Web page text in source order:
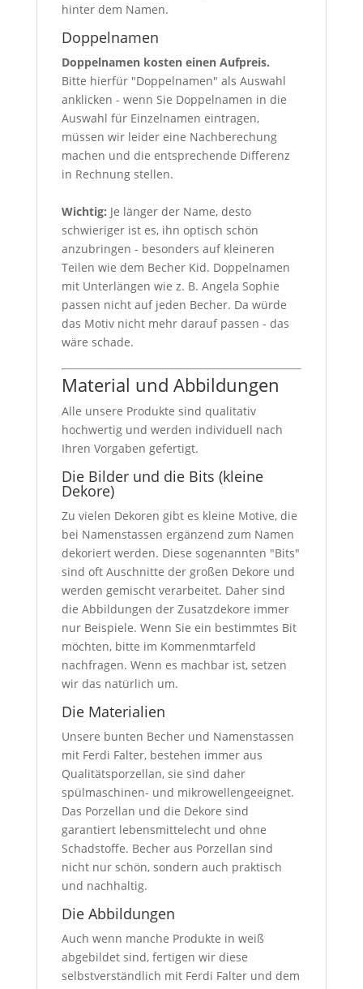
hinter dem Namen.
Doppelnamen
Doppelnamen kosten einen Aufpreis.
Bitte hierfür "Doppelnamen" als Auswahl
anklicken - wenn Sie Doppelnamen in die
Auswahl für Einzelnamen eintragen,
müssen wir leider eine Nachberechung
machen und die entsprechende Differenz
in Rechnung stellen.
Wichtig: Je länger der Name, desto
schwieriger ist es, ihn optisch schön
anzubringen - besonders auf kleineren
Teilen wie dem Becher Kid. Doppelnamen
mit Unterlängen wie z. B. Angela Sophie
passen nicht auf jeden Becher. Da würde
das Motiv nicht mehr darauf passen - das
wäre schade.
Material und Abbildungen
Alle unsere Produkte sind qualitativ
hochwertig und werden individuell nach
Ihren Vorgaben gefertigt.
Die Bilder und die Bits (kleine
Dekore)
Zu vielen Dekoren gibt es kleine Motive, die
bei Namenstassen ergänzend zum Namen
dekoriert werden. Diese sogenannten "Bits"
sind oft Auschnitte der großen Dekore und
werden gemischt verarbeitet. Daher sind
die Abbildungen der Zusatzdekore immer
nur Beispiele. Wenn Sie ein bestimmtes Bit
möchten, bitte im Kommenmtarfeld
nachfragen. Wenn es machbar ist, setzen
wir das natürlich um.
Die Materialien
Unsere bunten Becher und Namenstassen
mit Ferdi Falter, bestehen immer aus
Qualitätsporzellan, sie sind daher
spülmaschinen- und mikrowellengeeignet.
Das Porzellan und die Dekore sind
garantiert lebensmittelecht und ohne
Schadstoffe. Becher aus Porzellan sind
nicht nur schön, sondern auch praktisch
und nachhaltig.
Die Abbildungen
Auch wenn manche Produkte in weiß
abgebildet sind, fertigen wir diese
selbstverständlich mit Ferdi Falter und dem